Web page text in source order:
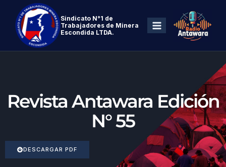
Sindicato N°1 de
Trabajadores de Minera
Escondida LTDA.
Revista Antawara Edición
N° 55
DESCARGAR PDF